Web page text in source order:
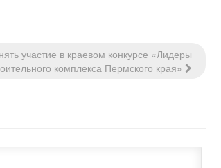
участие в краевом конкурсе «Лидеры
комплекса Пермского края»